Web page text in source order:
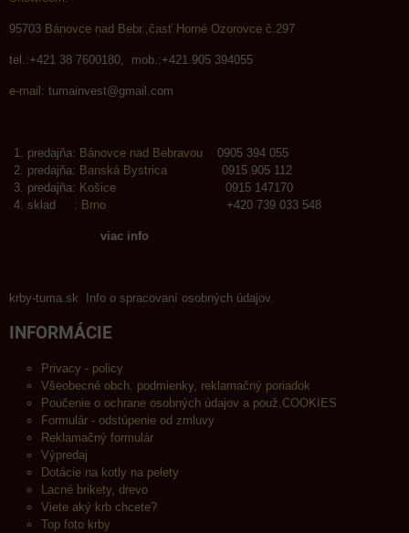
95703 Bánovce nad Bebr.,časť Horné Ozorovce č.297
tel.:+421 38 7600180, mob.:+421 905 394055
e-mail: tumainvest@gmail.com
predajňa: Bánovce nad Bebravou 0905 394 055
predajňa: Banská Bystrica 0915 905 112
predajňa: Košice 0915 147170
sklad : Brno +420 739 033 548
viac info
krby-tuma.sk Info o spracovaní osobných údajov.
INFORMÁCIE
Privacy - policy
Všeobecné obch. podmienky, reklamačný poriadok
Poučenie o ochrane osobných údajov a použ.COOKIES
Formulár - odstúpenie od zmluvy
Reklamačný formulár
Výpredaj
Dotácie na kotly na pelety
Lacné brikety, drevo
Viete aký krb chcete?
Top foto krby